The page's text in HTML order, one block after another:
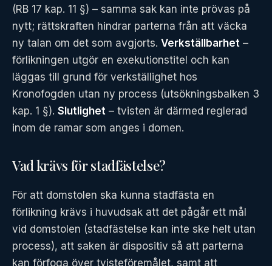
(RB 17 kap. 11 §) – samma sak kan inte prövas på
nytt; rättskraften hindrar parterna från att väcka
ny talan om det som avgjorts. Verkställbarhet –
förlikningen utgör en exekutionstitel och kan
läggas till grund för verkställighet hos
Kronofogden utan ny process (utsökningsbalken 3
kap. 1 §). Slutlighet – tvisten är därmed reglerad
inom de ramar som anges i domen.
Vad krävs för stadfästelse?
För att domstolen ska kunna stadfästa en
förlikning krävs i huvudsak att det pågår ett mål
vid domstolen (stadfästelse kan inte ske helt utan
process), att saken är dispositiv så att parterna
kan förfoga över tvisteföremålet, samt att